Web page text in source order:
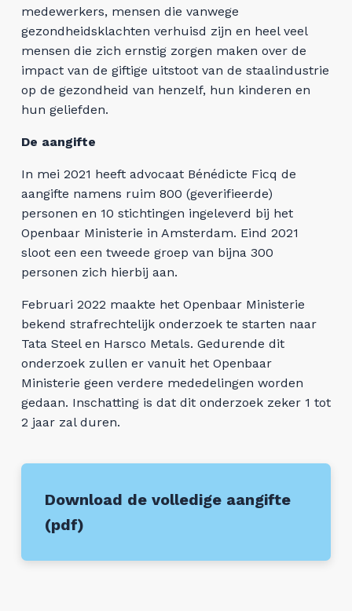
medewerkers, mensen die vanwege
gezondheidsklachten verhuisd zijn en heel veel
mensen die zich ernstig zorgen maken over de
impact van de giftige uitstoot van de staalindustrie
op de gezondheid van henzelf, hun kinderen en
hun geliefden.
De aangifte
In mei 2021 heeft advocaat Bénédicte Ficq de
aangifte namens ruim 800 (geverifieerde)
personen en 10 stichtingen ingeleverd bij het
Openbaar Ministerie in Amsterdam. Eind 2021
sloot een een tweede groep van bijna 300
personen zich hierbij aan.
Februari 2022 maakte het Openbaar Ministerie
bekend strafrechtelijk onderzoek te starten naar
Tata Steel en Harsco Metals. Gedurende dit
onderzoek zullen er vanuit het Openbaar
Ministerie geen verdere mededelingen worden
gedaan. Inschatting is dat dit onderzoek zeker 1 tot
2 jaar zal duren.
Download de volledige aangifte
(pdf)